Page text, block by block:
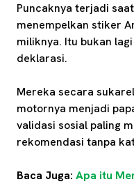
Puncaknya terjadi
menempelkan stiker
miliknya. Itu bukan
deklarasi.
Mereka secara
motornya menjadi
validasi sosial paling
rekomendasi tanpa
Baca Juga: Apa itu